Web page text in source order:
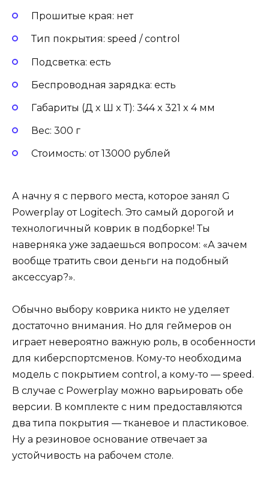
Прошитые края: нет
Тип покрытия: speed / control
Подсветка: есть
Беспроводная зарядка: есть
Габариты (Д x Ш x Т): 344 x 321 x 4 мм
Вес: 300 г
Стоимость: от 13000 рублей
А начну я с первого места, которое занял G
Powerplay от Logitech. Это самый дорогой и
технологичный коврик в подборке! Ты
наверняка уже задаешься вопросом: «А зачем
вообще тратить свои деньги на подобный
аксессуар?».
Обычно выбору коврика никто не уделяет
достаточно внимания. Но для геймеров он
играет невероятно важную роль, в особенности
для киберспортсменов. Кому-то необходима
модель с покрытием control, а кому-то — speed.
В случае с Powerplay можно варьировать обе
версии. В комплекте с ним предоставляются
два типа покрытия — тканевое и пластиковое.
Ну а резиновое основание отвечает за
устойчивость на рабочем столе.